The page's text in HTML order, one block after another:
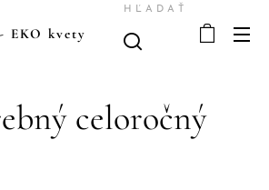
- EKO kvety
HĽADAŤ
celoročný